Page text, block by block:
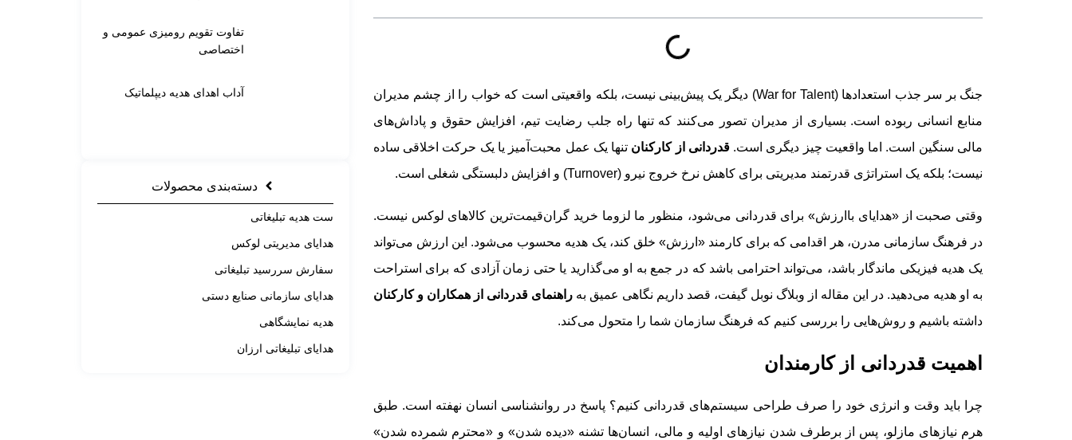
جنگ بر سر جذب استعدادها (War for Talent) دیگر یک پیش‌بینی نیست، بلکه واقعیتی است که خواب را از چشم مدیران
منابع انسانی ربوده است. بسیاری از مدیران تصور می‌کنند که تنها راه جلب رضایت تیم، افزایش حقوق و پاداش‌های
مالی سنگین است. اما واقعیت چیز دیگری است.قدردانی از کارکنان تنها یک عمل محبت‌آمیز یا یک حرکت اخلاقی ساده
نیست؛ بلکه یک استراتژی قدرتمند مدیریتی برای کاهش نرخ خروج نیرو (Turnover) و افزایش دلبستگی شغلی است.
وقتی صحبت از «هدایای باارزش» برای قدردانی می‌شود، منظور ما لزوما خرید گران‌قیمت‌ترین کالاهای لوکس نیست.
در فرهنگ سازمانی مدرن، هر اقدامی که برای کارمند «ارزش» خلق کند، یک هدیه محسوب می‌شود. این ارزش می‌تواند
یک هدیه فیزیکی ماندگار باشد، می‌تواند احترامی باشد که در جمع به او می‌گذارید یا حتی زمان آزادی که برای استراحت
به او هدیه می‌دهید. در این مقاله از وبلاگ نوبل گیفت، قصد داریم نگاهی عمیق بهراهنمای قدردانی از همکاران و کارکنان
داشته باشیم و روش‌هایی را بررسی کنیم که فرهنگ سازمان شما را متحول می‌کند.
اهمیت قدردانی از کارمندان
چرا باید وقت و انرژی خود را صرف طراحی سیستم‌های قدردانی کنیم؟ پاسخ در روانشناسی انسان نهفته است. طبق
هرم نیازهای مازلو، پس از برطرف شدن نیازهای اولیه و مالی، انسان‌ها تشنه‌ «دیده شدن» و «محترم شمرده شدن»
تفاوت تقویم رومیزی عمومی و
اختصاصی
آداب اهدای هدیه دیپلماتیک
دسته‌بندی محصولات
ست هدیه تبلیغاتی
هدایای مدیریتی لوکس
سفارش سررسید تبلیغاتی
هدایای سازمانی صنایع دستی
هدیه نمایشگاهی
هدایای تبلیغاتی ارزان